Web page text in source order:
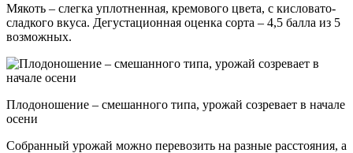
Мякоть – слегка уплотненная, кремового цвета, с кисловато-
сладкого вкуса. Дегустационная оценка сорта – 4,5 балла из 5
возможных.
Плодоношение – смешанного типа, урожай созревает в начале
осени
Собранный урожай можно перевозить на разные расстояния, а